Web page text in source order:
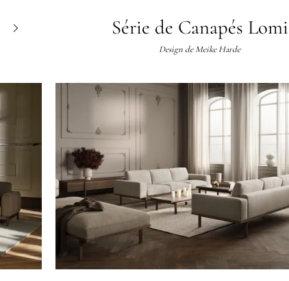
Série de Canapés Lomi
Design deMeike Harde